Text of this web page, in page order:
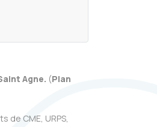
Agne. (Plan
CME, URPS,